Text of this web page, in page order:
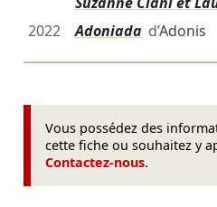
2022
Adoniadad’Adonis
Vous possédez des
cette fiche ou souhaitez y
Contactez-nous.